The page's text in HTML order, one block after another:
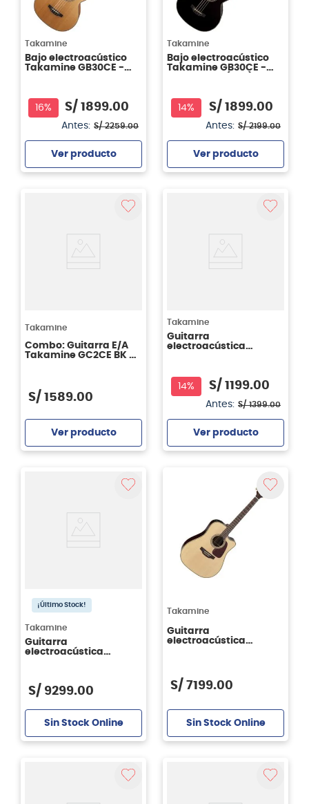
Takamine
Bajo electroacústico
Takamine GB30CE -
16% S/ 1899.00
Antes: S/ 2259.00
Ver producto
Takamine
Bajo electroacústico
Takamine GB30CE -
14% S/ 1899.00
Antes: S/ 2199.00
Ver producto
Takamine
Combo: Guitarra E/A
Takamine GC2CE BK +
uñetas Ernie Ball
P09178 12 SIDEMAN M
S/ 1589.00
Ver producto
Takamine
Guitarra
electroacústica
natural (NAT)
14%
S/ 1199.00
Antes: S/ 1399.00
Ver producto
¡Último Stock!
Takamine
Guitarra
electroacústica
S/ 9299.00
Sin Stock Online
Takamine
Guitarra
electroacústica
S/ 7199.00
Sin Stock Online